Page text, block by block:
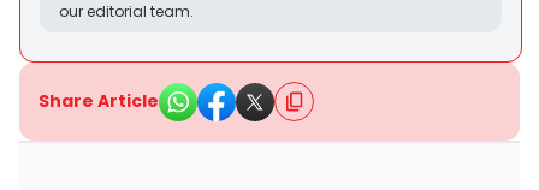
our editorial team.
Share Article